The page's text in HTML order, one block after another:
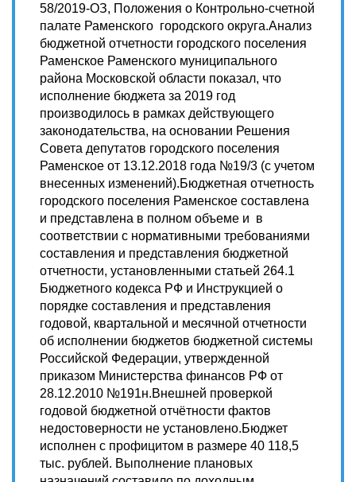
58/2019-ОЗ, Положения о Контрольно-счетной
палате Раменского городского округа.Анализ
бюджетной отчетности городского поселения
Раменское Раменского муниципального
района Московской области показал, что
исполнение бюджета за 2019 год
производилось в рамках действующего
законодательства, на основании Решения
Совета депутатов городского поселения
Раменское от 13.12.2018 года №19/3 (с учетом
внесенных изменений).Бюджетная отчетность
городского поселения Раменское составлена
и представлена в полном объеме и в
соответствии с нормативными требованиями
составления и представления бюджетной
отчетности, установленными статьей 264.1
Бюджетного кодекса РФ и Инструкцией о
порядке составления и представления
годовой, квартальной и месячной отчетности
об исполнении бюджетов бюджетной системы
Российской Федерации, утвержденной
приказом Министерства финансов РФ от
28.12.2010 №191н.Внешней проверкой
годовой бюджетной отчётности фактов
недостоверности не установлено.Бюджет
исполнен с профицитом в размере 40 118,5
тыс. рублей. Выполнение плановых